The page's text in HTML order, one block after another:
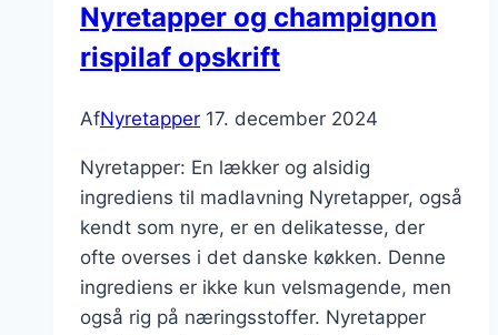
Nyretapper og champignon
rispilaf opskrift
AfNyretapper 17. december 2024
Nyretapper: En lækker og alsidig
ingrediens til madlavning Nyretapper, også
kendt som nyre, er en delikatesse, der
ofte overses i det danske køkken. Denne
ingrediens er ikke kun velsmagende, men
også rig på næringsstoffer. Nyretapper